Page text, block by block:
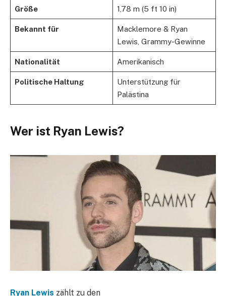
Größe 1,78 m (5 ft 10 in)
Bekannt für
Macklemore & Ryan
Lewis, Grammy-Gewinne
Nationalität Amerikanisch
Politische Haltung
Unterstützung für
Palästina
Wer ist Ryan Lewis?
Ryan Lewis zählt zu den